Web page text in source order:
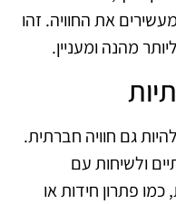
את החוויה. זהו
מהנה ומעניין.
גם חוויה חברתית.
ולשיחות עם
פתרון חידות או